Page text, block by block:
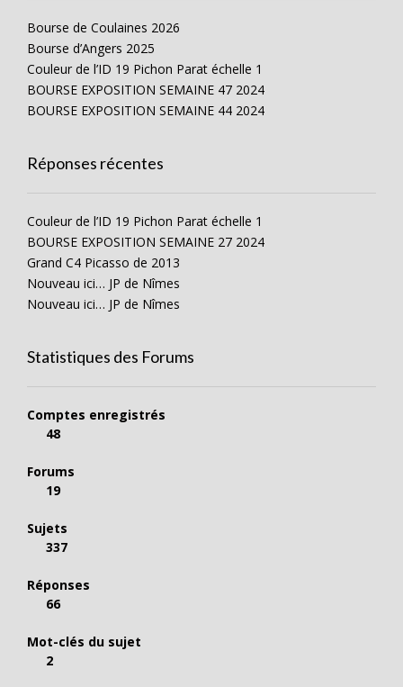
Bourse de Coulaines 2026
Bourse d’Angers 2025
Couleur de l’ID 19 Pichon Parat échelle 1
BOURSE EXPOSITION SEMAINE 47 2024
BOURSE EXPOSITION SEMAINE 44 2024
Réponses récentes
Couleur de l’ID 19 Pichon Parat échelle 1
BOURSE EXPOSITION SEMAINE 27 2024
Grand C4 Picasso de 2013
Nouveau ici… JP de Nîmes
Nouveau ici… JP de Nîmes
Statistiques des Forums
Comptes enregistrés
48
Forums
19
Sujets
337
Réponses
66
Mot-clés du sujet
2